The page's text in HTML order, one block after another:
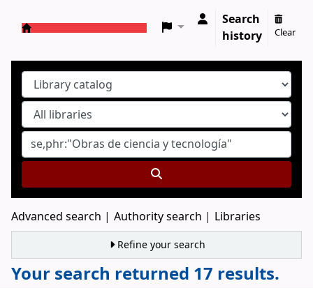
Search
history
Clear
Advanced search Authority search Libraries
Refine your search
Your search returned 17 results.